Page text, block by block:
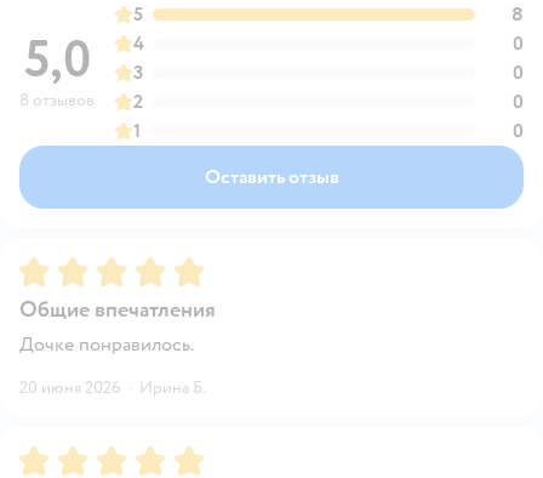
5,0
8 отзывов
5
8
4
0
3
0
2
0
1
0
Оставить отзыв
Рейтинг:5
Общие впечатления
Дочке понравилось.
20 июня 2026 · Ирина Б.
Рейтинг:5